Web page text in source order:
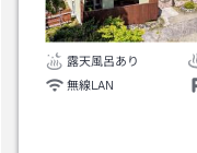
露天風呂あり
無線LAN